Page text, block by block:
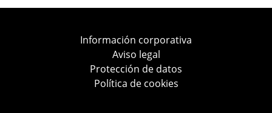
Información corporativa
Aviso legal
Protección de datos
Política de cookies